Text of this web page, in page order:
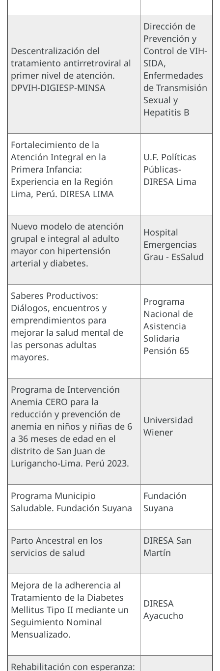
Descentralización del
tratamiento antirretroviral al
primer nivel de atención.
DPVIH-DIGIESP-MINSA
Dirección de
Prevención y
Control de VIH-
SIDA,
Enfermedades
de Transmisión
Sexual y
Hepatitis B
Fortalecimiento de la
Atención Integral en la
Primera Infancia:
Experiencia en la Región
Lima, Perú. DIRESA LIMA
U.F. Políticas
Públicas-
DIRESA Lima
Nuevo modelo de atención
grupal e integral al adulto
mayor con hipertensión
arterial y diabetes.
Hospital
Emergencias
Grau - EsSalud
Saberes Productivos:
Diálogos, encuentros y
emprendimientos para
mejorar la salud mental de
las personas adultas
mayores.
Programa
Nacional de
Asistencia
Solidaria
Pensión 65
Programa de Intervención
Anemia CERO para la
reducción y prevención de
anemia en niños y niñas de 6
a 36 meses de edad en el
distrito de San Juan de
Lurigancho-Lima. Perú 2023.
Universidad
Wiener
Programa Municipio
Saludable. Fundación Suyana
Fundación
Suyana
Parto Ancestral en los
servicios de salud
DIRESA San
Martín
Mejora de la adherencia al
Tratamiento de la Diabetes
Mellitus Tipo II mediante un
Seguimiento Nominal
Mensualizado.
DIRESA
Ayacucho
Rehabilitación con esperanza: